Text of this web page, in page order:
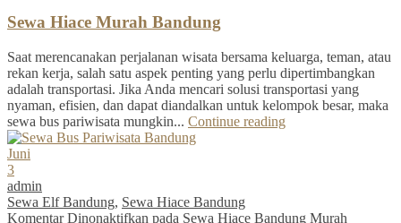
Sewa Hiace Murah Bandung
Saat merencanakan perjalanan wisata bersama keluarga, teman, atau
rekan kerja, salah satu aspek penting yang perlu dipertimbangkan
adalah transportasi. Jika Anda mencari solusi transportasi yang
nyaman, efisien, dan dapat diandalkan untuk kelompok besar, maka
sewa bus pariwisata mungkin... Continue reading
Juni
3
admin
Sewa Elf Bandung, Sewa Hiace Bandung
Komentar Dinonaktifkan pada Sewa Hiace Bandung Murah